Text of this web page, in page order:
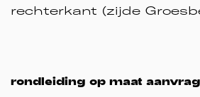
rechterkant (zijde
rondleiding op maat